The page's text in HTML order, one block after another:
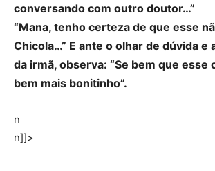
conversando com outro doutor…”
“Mana, tenho certeza de que esse
Chicola…” E ante o olhar de dúvida
da irmã, observa: “Se bem que esse
bem mais bonitinho”.
n
n]]>